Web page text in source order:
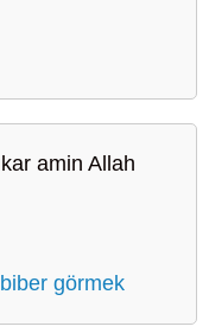
amin Allah
görmek